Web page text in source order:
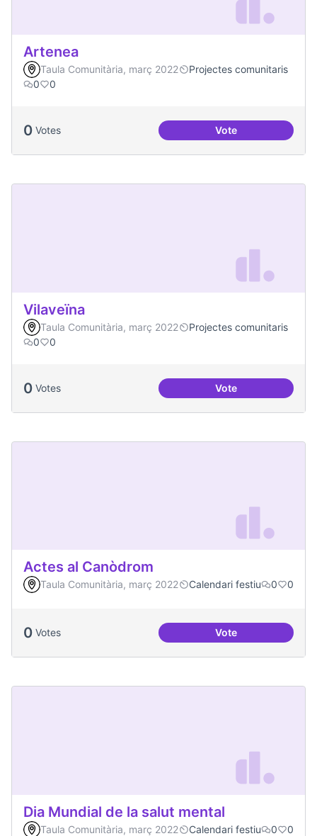
Artenea
Taula Comunitària, març 2022
Projectes comunitaris
0
0
0 Votes VoteArtenea
Vilaveïna
Taula Comunitària, març 2022
Projectes comunitaris
0
0
0 Votes VoteVilaveïna
Actes al Canòdrom
Taula Comunitària, març 2022 Calendari festiu 0 0
0 Votes VoteActes al Canòdrom
Dia Mundial de la salut mental
Taula Comunitària, març 2022 Calendari festiu 0 0